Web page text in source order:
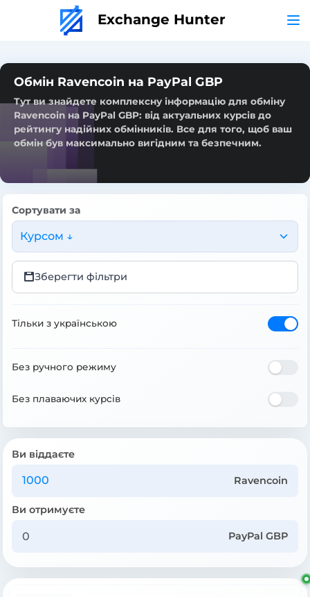
Exchange Hunter
Обмін Ravencoin на PayPal GBP
Тут ви знайдете комплексну інформацію для обміну
Ravencoin на PayPal GBP: від актуальних курсів до
рейтингу надійних обмінників. Все для того, щоб ваш
обмін був максимально вигідним та безпечним.
Сортувати за
Курсом ↓
Зберегти фільтри
Тільки з українською
Без ручного режиму
Без плаваючих курсів
Ви віддаєте
Ravencoin
Ви отримуєте
PayPal GBP